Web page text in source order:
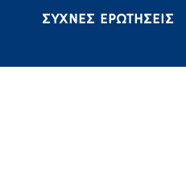
ΣΥΧΝΕΣ ΕΡΩΤΗΣΕΙΣ